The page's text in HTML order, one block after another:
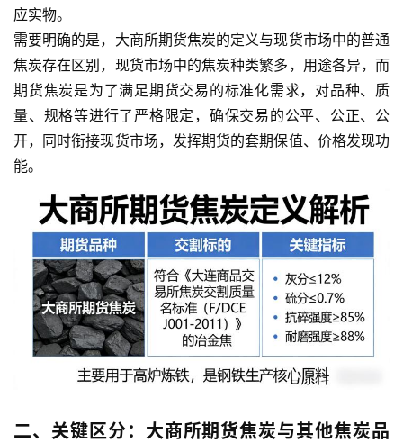
应实物。
需要明确的是，大商所期货焦炭的定义与现货市场中的普通
焦炭存在区别，现货市场中的焦炭种类繁多，用途各异，而
期货焦炭是为了满足期货交易的标准化需求，对品种、质
量、规格等进行了严格限定，确保交易的公平、公正、公
开，同时衔接现货市场，发挥期货的套期保值、价格发现功
能。
二、关键区分：大商所期货焦炭与其他焦炭品